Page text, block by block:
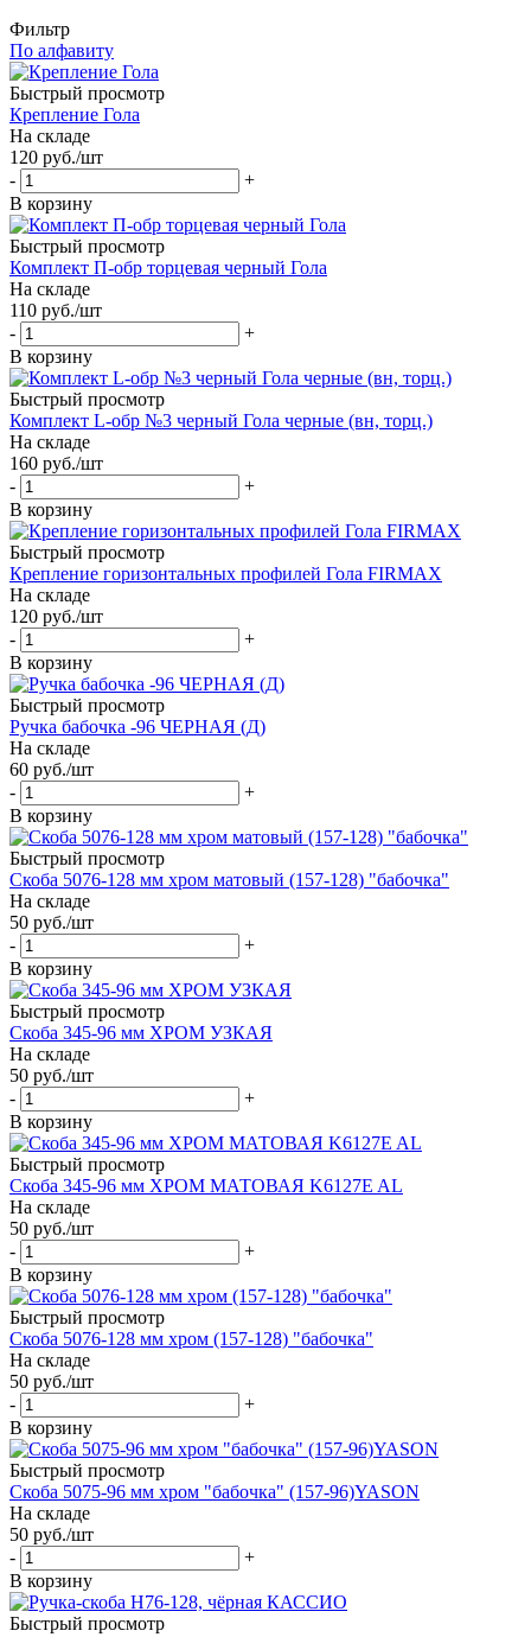
Фильтр
По алфавиту
Быстрый просмотр
Крепление Гола
На складе
120 руб./шт
-
+
В корзину
Быстрый просмотр
Комплект П-обр торцевая черный Гола
На складе
110 руб./шт
-
+
В корзину
Быстрый просмотр
Комплект L-обр №3 черный Гола черные (вн, торц.)
На складе
160 руб./шт
-
+
В корзину
Быстрый просмотр
Крепление горизонтальных профилей Гола FIRMAX
На складе
120 руб./шт
-
+
В корзину
Быстрый просмотр
Ручка бабочка -96 ЧЕРНАЯ (Д)
На складе
60 руб./шт
-
+
В корзину
Быстрый просмотр
Скоба 5076-128 мм хром матовый (157-128) "бабочка"
На складе
50 руб./шт
-
+
В корзину
Быстрый просмотр
Скоба 345-96 мм ХРОМ УЗКАЯ
На складе
50 руб./шт
-
+
В корзину
Быстрый просмотр
Скоба 345-96 мм ХРОМ МАТОВАЯ K6127E AL
На складе
50 руб./шт
-
+
В корзину
Быстрый просмотр
Скоба 5076-128 мм хром (157-128) "бабочка"
На складе
50 руб./шт
-
+
В корзину
Быстрый просмотр
Скоба 5075-96 мм хром "бабочка" (157-96)YASON
На складе
50 руб./шт
-
+
В корзину
Быстрый просмотр